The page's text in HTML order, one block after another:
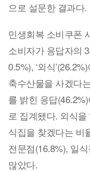
으로 설문한 결과다.
민생회복 소비쿠폰
소비자가 응답자의
0.5%), ‘외식
축수산물을 사겠다
를 밝힌 응답
로 집계됐다. 외식
식집을 찾겠다는 비
전문점(16.8%), 일
많았다.